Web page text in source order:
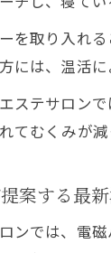
を取り入れ
には、温活
ステサロン
てむくみが
案する最
ンでは、電